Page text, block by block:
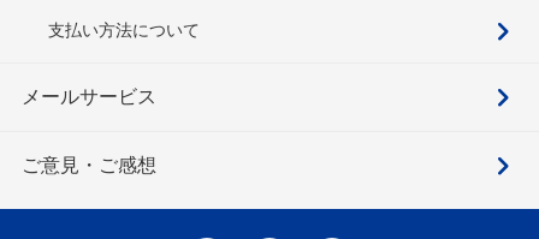
支払い方法について
メールサービス
ご意見・ご感想